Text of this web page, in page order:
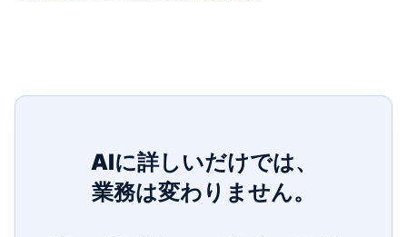
AIに詳しいだけでは、
業務は変わりません。